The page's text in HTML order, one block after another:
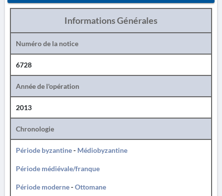
Informations Générales
Numéro de la notice
6728
Année de l'opération
2013
Chronologie
Période byzantine- Médiobyzantine
Période médiévale/franque
Période moderne-Ottomane